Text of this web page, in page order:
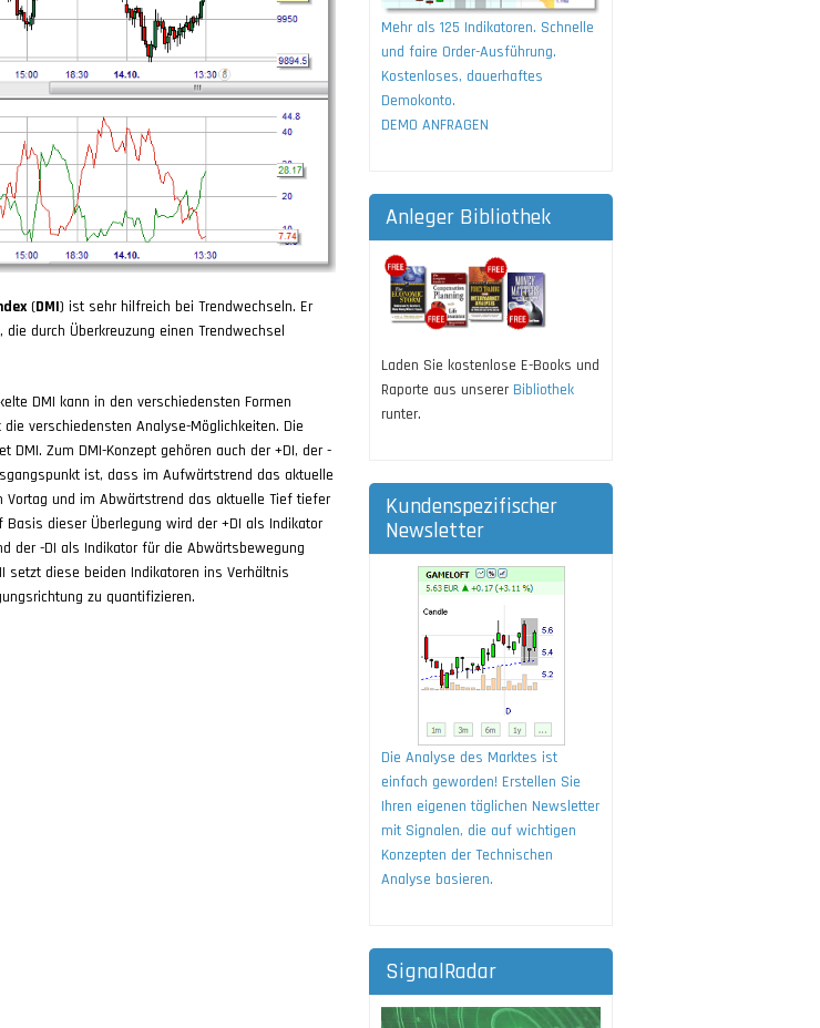
(DMI) ist sehr hilfreich bei Trendwechseln. Er
durch Überkreuzung einen Trendwechsel
DMI kann in den verschiedensten Formen
verschiedensten Analyse-Möglichkeiten. Die
DMI. Zum DMI-Konzept gehören auch der +DI, der -
ist, dass im Aufwärtstrend das aktuelle
Vortag und im Abwärtstrend das aktuelle Tief tiefer
dieser Überlegung wird der +DI als Indikator
der -DI als Indikator für die Abwärtsbewegung
setzt diese beiden Indikatoren ins Verhältnis
zu quantifizieren.
Mehr als 125 Indikatoren. Schnelle
und faire Order-Ausführung.
Kostenloses, dauerhaftes
Demokonto.
DEMO ANFRAGEN
Anleger Bibliothek
Laden Sie kostenlose E-Books und
Raporte aus unserer Bibliothek
runter.
Kundenspezifischer
Newsletter
Die Analyse des Marktes ist
einfach geworden! Erstellen Sie
Ihren eigenen täglichen Newsletter
mit Signalen, die auf wichtigen
Konzepten der Technischen
Analyse basieren.
SignalRadar